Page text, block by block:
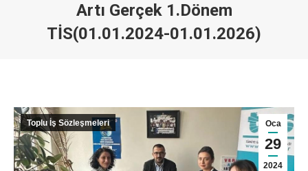
Artı Gerçek 1.Dönem
TİS(01.01.2024-01.01.2026)
Oca
29
2024
Toplu İş Sözleşmeleri